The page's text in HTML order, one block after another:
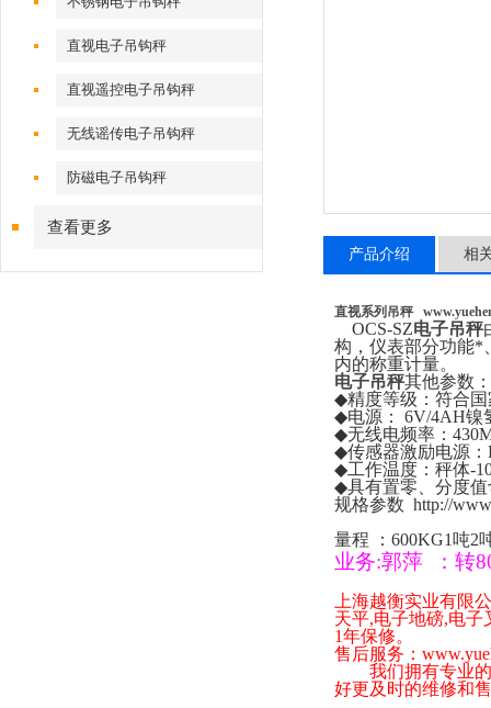
直视电子吊钩秤
直视遥控电子吊钩秤
无线谣传电子吊钩秤
防磁电子吊钩秤
查看更多
产品介绍 相
直视系列吊秤
OCS-SZ电子吊秤
构，仪表部分功能*
内的称重计量。
电子吊秤其他参数：
◆精度等级：符合
◆电源： 6V/4AH镍
◆无线电频率：
◆传感器激励电源：
◆工作温度：秤体-
◆具有置零、分度
规格参数 http://
量程
： 600KG1 吨2
业务:郭萍 ： 转
上海越衡实业有限
天平,电子地磅,电子
1年保修。
售后服务：
我们拥有专业的
好更及时的维修和